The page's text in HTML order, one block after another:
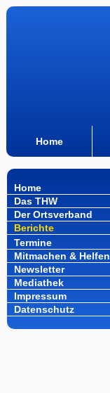
Home
Home
Das THW
Der Ortsverband
Berichte
Termine
Mitmachen & Helfen
Newsletter
Mediathek
Impressum
Datenschutz